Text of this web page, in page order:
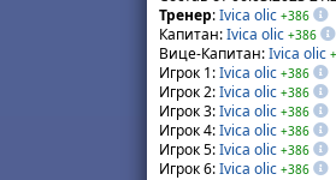
Тренер:Ivica olic +386
Капитан:Ivica olic +386
Вице-Капитан:Ivica olic
Игрок 1:Ivica olic +386
Игрок 2:Ivica olic +386
Игрок 3:Ivica olic +386
Игрок 4:Ivica olic +386
Игрок 5:Ivica olic +386
Игрок 6:Ivica olic +386